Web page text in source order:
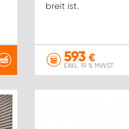
breit ist.
593 €
EXKL. 19 % MWST.